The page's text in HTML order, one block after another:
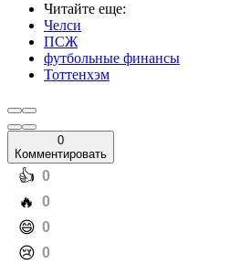
Читайте еще:
Челси
ПСЖ
футбольные финансы
Тоттенхэм
0
Комментировать
️👍 0
️🔥 0
️😄 0
️😢 0